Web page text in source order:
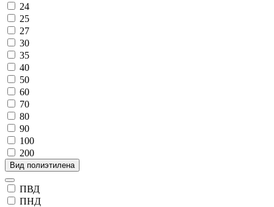
24
25
27
30
35
40
50
60
70
80
90
100
200
Вид полиэтилена
ПВД
ПНД